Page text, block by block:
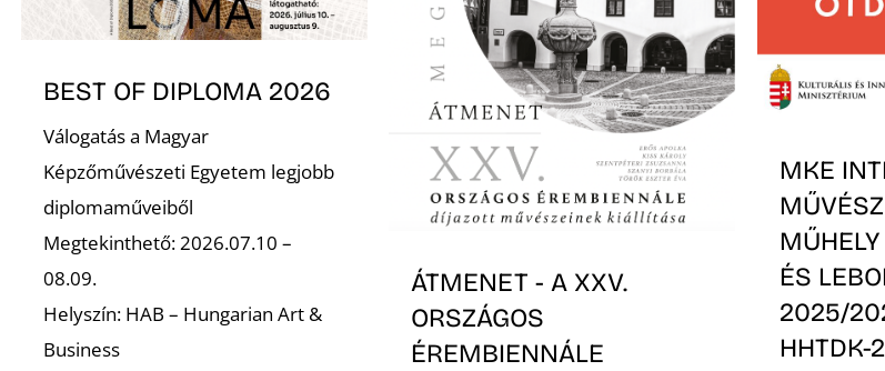
BEST OF DIPLOMA 2026
Válogatás a Magyar
Képzőművészeti Egyetem legjobb
diplomaműveiből
Megtekinthető: 2026.07.10 –
08.09.
Helyszín: HAB – Hungarian Art &
Business
ÁTMENET - A XXV.
ORSZÁGOS
ÉREMBIENNÁLE
MKE
ÉS
2025/